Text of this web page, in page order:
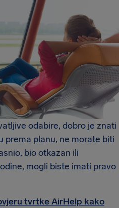
odabire, dobro je znati
prema planu, ne morate biti
bio otkazan ili
mogli biste imati pravo
tvrtke AirHelp kako